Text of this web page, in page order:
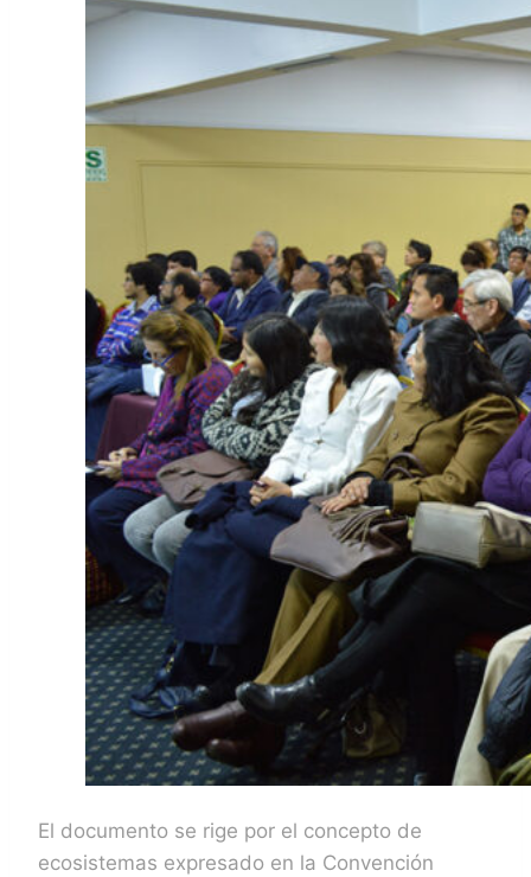
El documento se rige por el concepto de
ecosistemas expresado en la Convención